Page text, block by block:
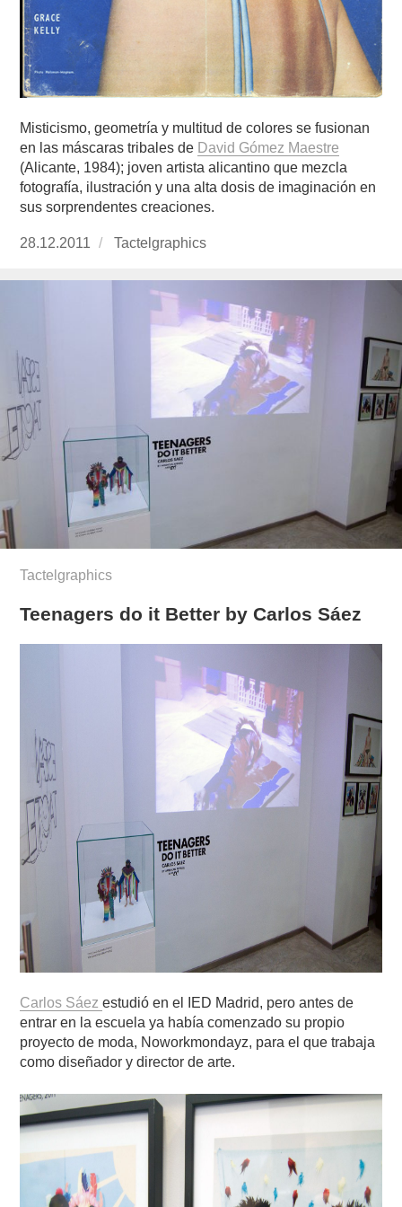
Misticismo, geometría y multitud de colores se fusionan
en las máscaras tribales de David Gómez Maestre
(Alicante, 1984); joven artista alicantino que mezcla
fotografía, ilustración y una alta dosis de imaginación en
sus sorprendentes creaciones.
Publicado
28.12.2011 https://www.experimenta.es/author/
Tactelgraphics
Tactelgraphics
Teenagers do it Better by Carlos Sáez
Carlos Sáezestudió en el IED Madrid, pero antes de
entrar en la escuela ya había comenzado su propio
proyecto de moda, Noworkmondayz, para el que trabaja
como diseñador y director de arte.